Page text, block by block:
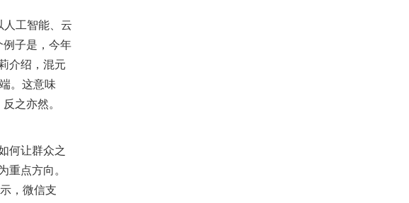
人工智能、云
例子是，今年
介绍，混元
。这意味
之亦然。
何让群众之
重点方向。
，微信支